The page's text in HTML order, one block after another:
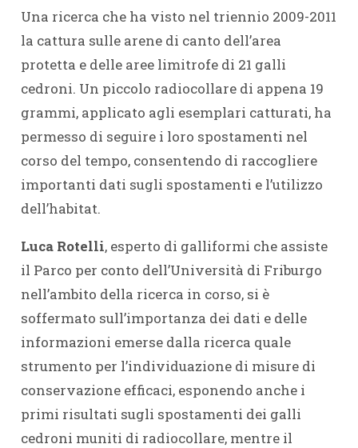
Una ricerca che ha visto nel triennio 2009-2011
la cattura sulle arene di canto dell’area
protetta e delle aree limitrofe di 21 galli
cedroni. Un piccolo radiocollare di appena 19
grammi, applicato agli esemplari catturati, ha
permesso di seguire i loro spostamenti nel
corso del tempo, consentendo di raccogliere
importanti dati sugli spostamenti e l’utilizzo
dell’habitat.
Luca Rotelli, esperto di galliformi che assiste
il Parco per conto dell’Università di Friburgo
nell’ambito della ricerca in corso, si è
soffermato sull’importanza dei dati e delle
informazioni emerse dalla ricerca quale
strumento per l’individuazione di misure di
conservazione efficaci, esponendo anche i
primi risultati sugli spostamenti dei galli
cedroni muniti di radiocollare, mentre il